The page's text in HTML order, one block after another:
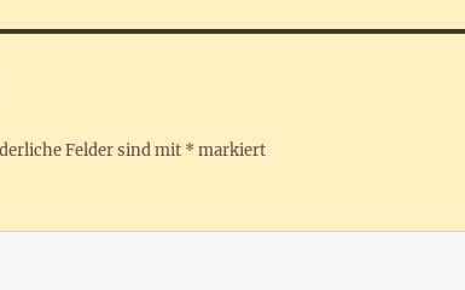
Felder sind mit * markiert